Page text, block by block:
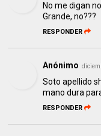
No me digan
Grande, no???
RESPONDER
Anónimo
Soto apellido
mano dura
RESPONDER